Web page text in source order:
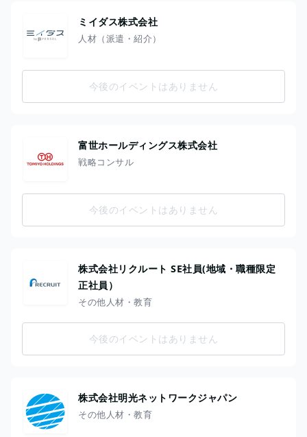
ミイダス株式会社
人材（派遣・紹介）
今後のイベントはありません
富世ホールディングス株式会社
戦略コンサル
今後のイベントはありません
株式会社リクルート SE社員(地域・職種限定
正社員）
その他人材・教育
今後のイベントはありません
株式会社明光ネットワークジャパン
その他人材・教育